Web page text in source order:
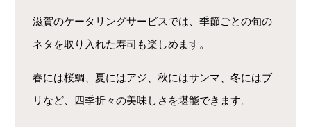
滋賀のケータリングサービスでは、季節ごとの旬の
ネタを取り入れた寿司も楽しめます。
春には桜鯛、夏にはアジ、秋にはサンマ、冬にはブ
リなど、四季折々の美味しさを堪能できます。